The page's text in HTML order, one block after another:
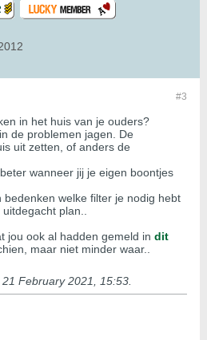
#3
in het huis van je ouders?
de problemen jagen. De
uit zetten, of anders de
wanneer jij je eigen boontjes
bedenken welke filter je nodig hebt
plan..
jou ook al hadden gemeld in dit
maar niet minder waar..
21 February 2021, 15:53